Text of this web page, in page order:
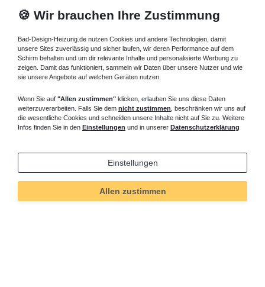
🍪 Wir brauchen Ihre Zustimmung
Bad-Design-Heizung.de nutzen Cookies und andere Technologien, damit
unsere Sites zuverlässig und sicher laufen, wir deren Performance auf dem
Schirm behalten und um dir relevante Inhalte und personalisierte Werbung zu
zeigen. Damit das funktioniert, sammeln wir Daten über unsere Nutzer und wie
sie unsere Angebote auf welchen Geräten nutzen.
Wenn Sie auf "Allen zustimmen" klicken, erlauben Sie uns diese Daten
weiterzuverarbeiten. Falls Sie dem nicht zustimmen , beschränken wir uns auf
die wesentliche Cookies und schneiden unsere Inhalte nicht auf Sie zu. Weitere
Infos finden Sie in den Einstellungen und in unserer Datenschutzerklärung
Einstellungen
Allen zustimmen